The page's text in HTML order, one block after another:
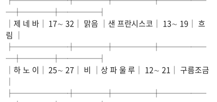
─┼────┼─────┤
│제 네 바│ 17∼ 32│ 맑음 │샌 프란시스코│ 13∼ 19│ 흐
림 │
├───────┼────┼─────┼──────
─┼────┼─────┤
│하 노 이│ 25∼ 27│ 비 │상 파 울 루│ 12∼ 21│ 구름조금
│
├───────┼────┼─────┼──────